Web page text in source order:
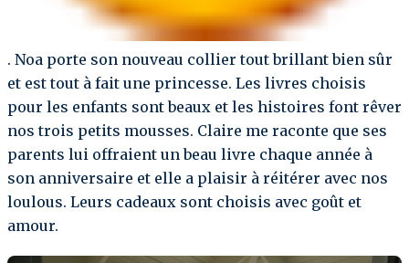
. Noa porte son nouveau collier tout brillant bien sûr
et est tout à fait une princesse. Les livres choisis
pour les enfants sont beaux et les histoires font rêver
nos trois petits mousses. Claire me raconte que ses
parents lui offraient un beau livre chaque année à
son anniversaire et elle a plaisir à réitérer avec nos
loulous. Leurs cadeaux sont choisis avec goût et
amour.